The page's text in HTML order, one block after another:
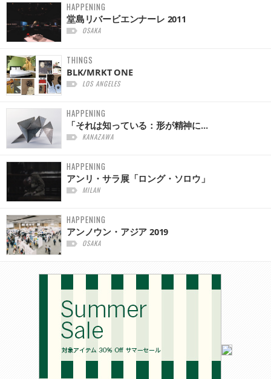
HAPPENING
堂島リバービエンナーレ 2011
OSAKA
THINGS
BLK/MRKT ONE
LOS ANGELES
HAPPENING
「それは知っている：形が精神に...
KANAZAWA
HAPPENING
アンリ・サラ展「ロング・ソロウ」
MILAN
HAPPENING
アンノウン・アジア 2019
OSAKA